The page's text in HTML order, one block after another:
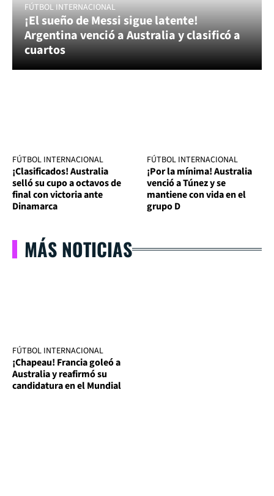
FÚTBOL INTERNACIONAL
¡El sueño de Messi sigue latente!
Argentina venció a Australia y clasificó a
cuartos
FÚTBOL INTERNACIONAL
¡Clasificados! Australia
selló su cupo a octavos de
final con victoria ante
Dinamarca
FÚTBOL INTERNACIONAL
¡Por la mínima! Australia
venció a Túnez y se
mantiene con vida en el
grupo D
MÁS NOTICIAS
FÚTBOL INTERNACIONAL
¡Chapeau! Francia goleó a
Australia y reafirmó su
candidatura en el Mundial